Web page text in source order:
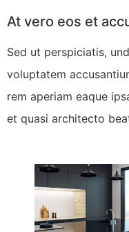
At vero eos et
Sed ut perspiciatis,
voluptatem
rem aperiam eaque
et quasi architecto